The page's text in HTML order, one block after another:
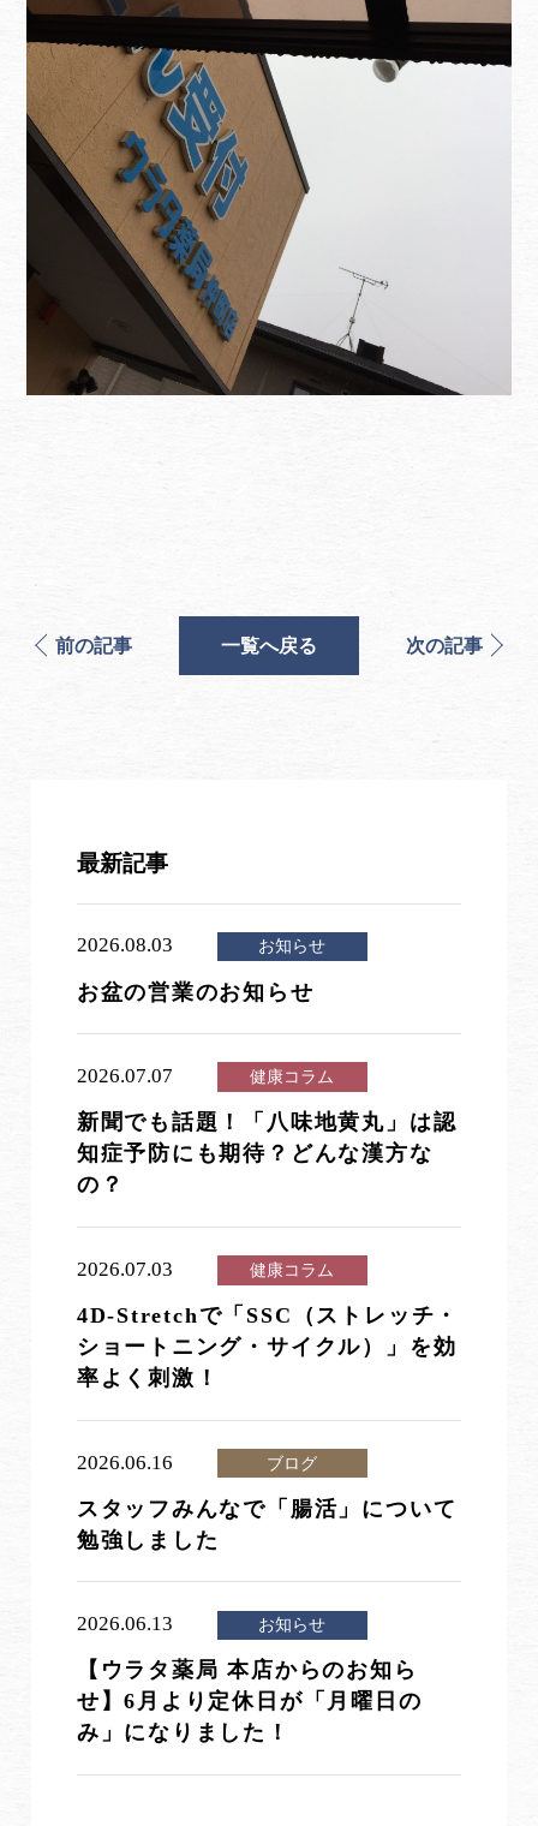
前の記事 一覧へ戻る 次の記事
最新記事
2026.08.03 お知らせ
お盆の営業のお知らせ
2026.07.07 健康コラム
新聞でも話題！「八味地黄丸」は認
知症予防にも期待？どんな漢方な
の？
2026.07.03 健康コラム
4D-Stretchで「SSC（ストレッチ・
ショートニング・サイクル）」を効
率よく刺激！
2026.06.16 ブログ
スタッフみんなで「腸活」について
勉強しました
2026.06.13 お知らせ
【ウラタ薬局 本店からのお知ら
せ】6月より定休日が「月曜日の
み」になりました！